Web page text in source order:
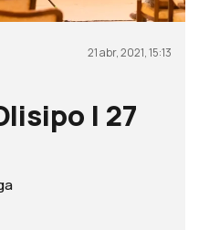
21 abr, 2021, 15:13
| 27